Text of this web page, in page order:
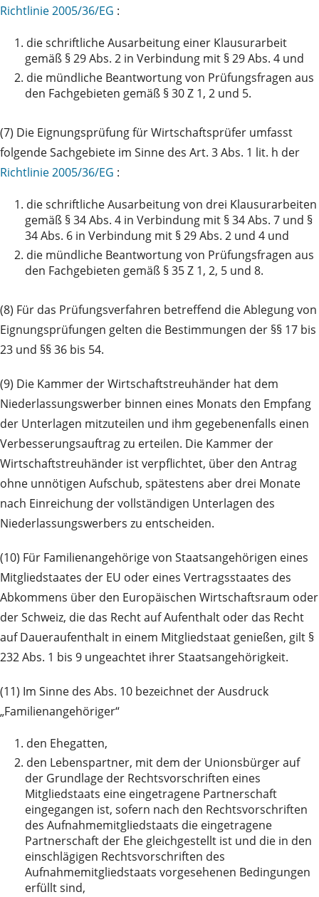
Richtlinie 2005/36/EG :
1. die schriftliche Ausarbeitung einer Klausurarbeit
gemäß § 29 Abs. 2 in Verbindung mit § 29 Abs. 4 und
2. die mündliche Beantwortung von Prüfungsfragen aus
den Fachgebieten gemäß § 30 Z 1, 2 und 5.
(7) Die Eignungsprüfung für Wirtschaftsprüfer umfasst
folgende Sachgebiete im Sinne des Art. 3 Abs. 1 lit. h der
Richtlinie 2005/36/EG :
1. die schriftliche Ausarbeitung von drei Klausurarbeiten
gemäß § 34 Abs. 4 in Verbindung mit § 34 Abs. 7 und §
34 Abs. 6 in Verbindung mit § 29 Abs. 2 und 4 und
2. die mündliche Beantwortung von Prüfungsfragen aus
den Fachgebieten gemäß § 35 Z 1, 2, 5 und 8.
(8) Für das Prüfungsverfahren betreffend die Ablegung von
Eignungsprüfungen gelten die Bestimmungen der §§ 17 bis
23 und §§ 36 bis 54.
(9) Die Kammer der Wirtschaftstreuhänder hat dem
Niederlassungswerber binnen eines Monats den Empfang
der Unterlagen mitzuteilen und ihm gegebenenfalls einen
Verbesserungsauftrag zu erteilen. Die Kammer der
Wirtschaftstreuhänder ist verpflichtet, über den Antrag
ohne unnötigen Aufschub, spätestens aber drei Monate
nach Einreichung der vollständigen Unterlagen des
Niederlassungswerbers zu entscheiden.
(10) Für Familienangehörige von Staatsangehörigen eines
Mitgliedstaates der EU oder eines Vertragsstaates des
Abkommens über den Europäischen Wirtschaftsraum oder
der Schweiz, die das Recht auf Aufenthalt oder das Recht
auf Daueraufenthalt in einem Mitgliedstaat genießen, gilt §
232 Abs. 1 bis 9 ungeachtet ihrer Staatsangehörigkeit.
(11) Im Sinne des Abs. 10 bezeichnet der Ausdruck
„Familienangehöriger“
1. den Ehegatten,
2. den Lebenspartner, mit dem der Unionsbürger auf
der Grundlage der Rechtsvorschriften eines
Mitgliedstaats eine eingetragene Partnerschaft
eingegangen ist, sofern nach den Rechtsvorschriften
des Aufnahmemitgliedstaats die eingetragene
Partnerschaft der Ehe gleichgestellt ist und die in den
einschlägigen Rechtsvorschriften des
Aufnahmemitgliedstaats vorgesehenen Bedingungen
erfüllt sind,